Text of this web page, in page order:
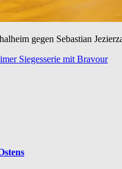
gegen Sebastian
Siegesserie mit Bravour